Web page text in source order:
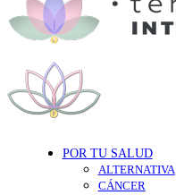
POR TU SALUD
ALTERNATIVA
CÁNCER